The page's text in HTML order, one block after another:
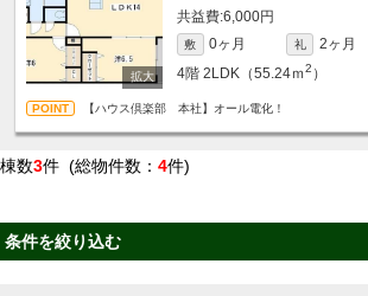
6,000円
敷 0ヶ月 礼
2ヶ月
4階 2LDK（55.24ｍ2 ）
【ハウス倶楽部 本社】オール電化！
棟数3件 (総物件数： 4件)
条件を絞り込む